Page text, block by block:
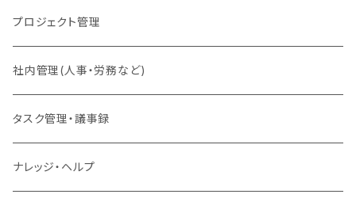
プロジェクト管理
社内管理(人事・労務など)
タスク管理・議事録
ナレッジ・ヘルプ